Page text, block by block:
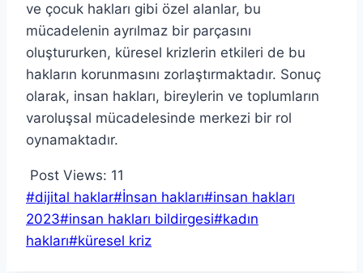
ve çocuk hakları gibi özel alanlar, bu
mücadelenin ayrılmaz bir parçasını
oluştururken, küresel krizlerin etkileri de bu
hakların korunmasını zorlaştırmaktadır. Sonuç
olarak, insan hakları, bireylerin ve toplumların
varoluşsal mücadelesinde merkezi bir rol
oynamaktadır.
Post Views: 11
Post
Tags:
#dijital haklar#İnsan hakları#insan hakları
2023#insan hakları bildirgesi#kadın
hakları#küresel kriz